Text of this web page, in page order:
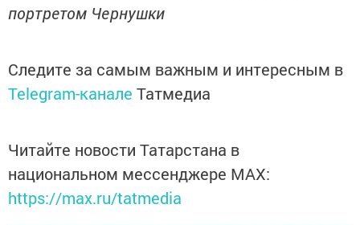
портретом Чернушки
Следите за самым важным и интересным в
Telegram-канале Татмедиа
Читайте новости Татарстана в
национальном мессенджере MАХ:
https://max.ru/tatmedia